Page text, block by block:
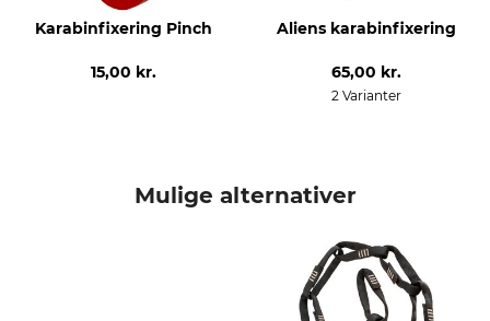
16 gKarabinfixering Pinch
15,00 kr.
Aliens karabinfixering
65,00 kr.
2 Varianter
Mulige alternativer